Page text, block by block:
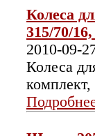
Колеса
315/70/
2010-09-
Колеса